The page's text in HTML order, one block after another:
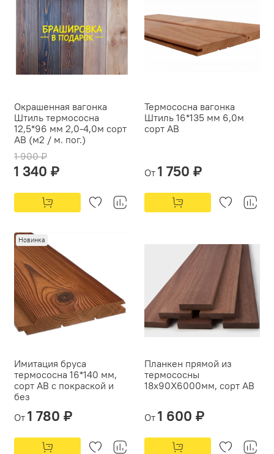
Окрашенная вагонка
Штиль термососна
12,5*96 мм 2,0-4,0м сорт
АВ (м2 / м. пог.)
1 900 ₽
1 340 ₽
Термососна вагонка
Штиль 16*135 мм 6,0м
сорт АВ
От 1 750 ₽
Новинка
Имитация бруса
термососна 16*140 мм,
сорт АВ с покраской и
без
От 1 780 ₽
Планкен прямой из
термососны
18х90Х6000мм, сорт АВ
От 1 600 ₽